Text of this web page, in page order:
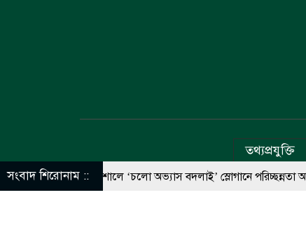
তথ্যপ্রযুক্তি
সংবাদ শিরোনাম ::
‎ত্রিশালে ‘চলো অভ্যাস বদলাই’ স্লোগানে পরিচ্ছন্নতা অভিযান অনুষ্ঠিত